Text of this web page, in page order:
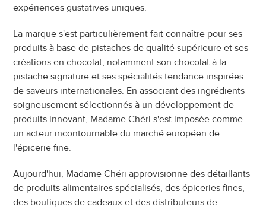
expériences gustatives uniques.
La marque s'est particulièrement fait connaître pour ses
produits à base de pistaches de qualité supérieure et ses
créations en chocolat, notamment son chocolat à la
pistache signature et ses spécialités tendance inspirées
de saveurs internationales. En associant des ingrédients
soigneusement sélectionnés à un développement de
produits innovant, Madame Chéri s'est imposée comme
un acteur incontournable du marché européen de
l'épicerie fine.
Aujourd'hui, Madame Chéri approvisionne des détaillants
de produits alimentaires spécialisés, des épiceries fines,
des boutiques de cadeaux et des distributeurs de